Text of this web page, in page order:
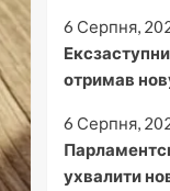
6 Серпня,
отримав
6 Серпня,
ухвалити